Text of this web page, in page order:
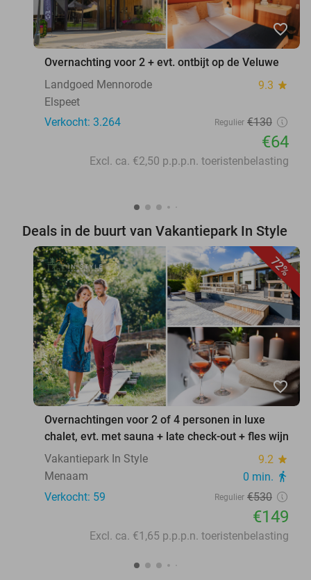
favorite_border
Overnachting voor 2 + evt. ontbijt op de Veluwe
Landgoed Mennorode
9.3 star
Elspeet
Verkocht: 3.264
Regulier €130
€64
Excl. ca. €2,50 p.p.p.n. toeristenbelasting
Deals in de buurt van Vakantiepark In Style
72%
favorite_border
Overnachtingen voor 2 of 4 personen in luxe
chalet, evt. met sauna + late check-out + fles wijn
Vakantiepark In Style
9.2 star
Menaam 0 min. directions_walk
Verkocht: 59 Regulier €530
€149
Excl. ca. €1,65 p.p.p.n. toeristenbelasting